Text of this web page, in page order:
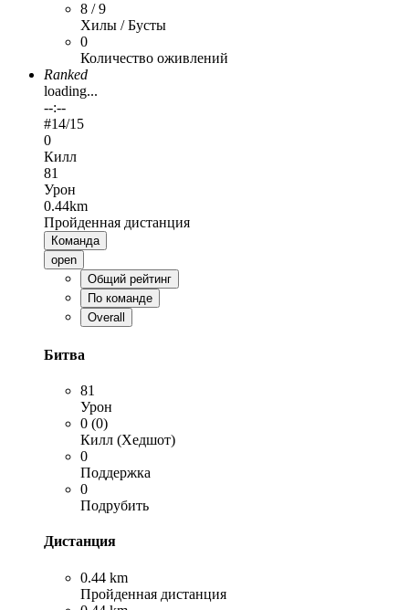
8 / 9
Хилы / Бусты
0
Количество оживлений
Ranked
loading...
--:--
#14/15
0
Килл
81
Урон
0.44km
Пройденная дистанция
Команда
open
Общий рейтинг
По команде
Overall
Битва
81
Урон
0 (0)
Килл (Хедшот)
0
Поддержка
0
Подрубить
Дистанция
0.44 km
Пройденная дистанция